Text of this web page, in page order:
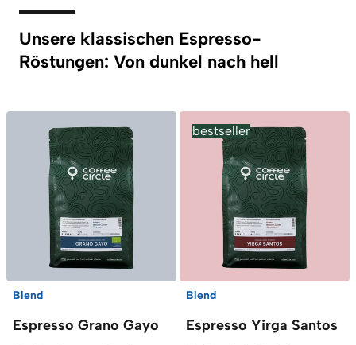
Unsere klassischen Espresso-
Röstungen: Von dunkel nach hell
Blend
Espresso Grano Gayo
bestseller
Blend
Espresso Yirga Santos